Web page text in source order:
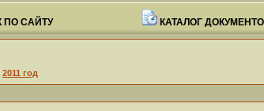
ПО САЙТУ КАТАЛОГ
2011 год